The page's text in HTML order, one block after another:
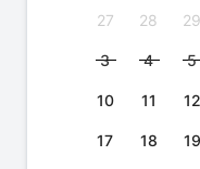
27 28 29
3 4 5
10 11 12
17 18 19